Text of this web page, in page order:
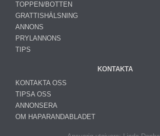
TOPPEN/BOTTEN
GRATTISHÄLSNING
ANNONS
PRYLANNONS
TIPS
KONTAKTA
KONTAKTA OSS
TIPSA OSS
ANNONSERA
OM HAPARANDABLADET